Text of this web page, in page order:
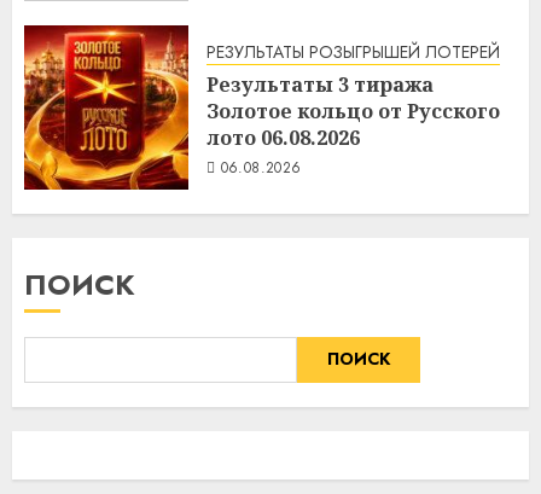
РЕЗУЛЬТАТЫ РОЗЫГРЫШЕЙ ЛОТЕРЕЙ
Результаты 3 тиража
Золотое кольцо от Русского
лото 06.08.2026
06.08.2026
ПОИСК
ПОИСК